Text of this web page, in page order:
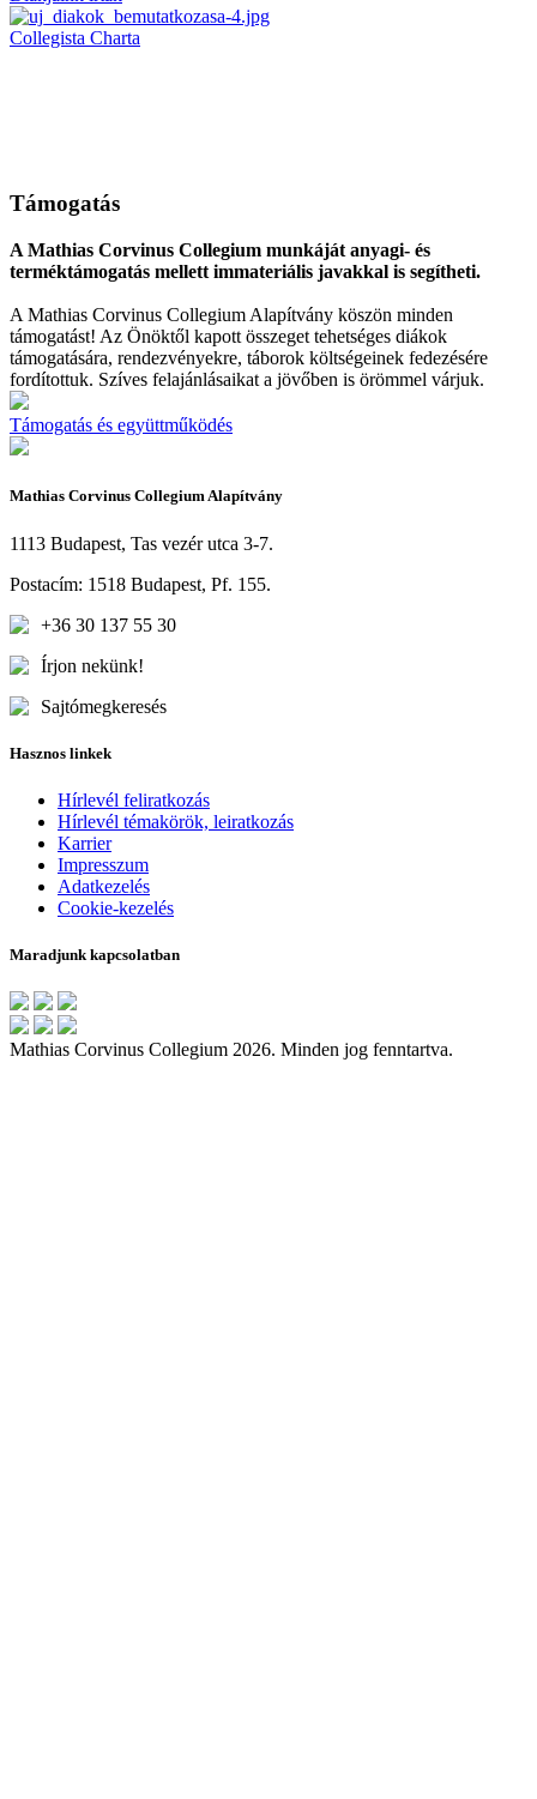
Collegista Charta
Támogatás
A Mathias Corvinus Collegium munkáját anyagi- és
terméktámogatás mellett immateriális javakkal is segítheti.
A Mathias Corvinus Collegium Alapítvány köszön minden
támogatást! Az Önöktől kapott összeget tehetséges diákok
támogatására, rendezvényekre, táborok költségeinek fedezésére
fordítottuk. Szíves felajánlásaikat a jövőben is örömmel várjuk.
Támogatás és együttműködés
Mathias Corvinus Collegium Alapítvány
1113 Budapest, Tas vezér utca 3-7.
Postacím: 1518 Budapest, Pf. 155.
+36 30 137 55 30
Írjon nekünk!
Sajtómegkeresés
Hasznos linkek
Hírlevél feliratkozás
Hírlevél témakörök, leiratkozás
Karrier
Impresszum
Adatkezelés
Cookie-kezelés
Maradjunk kapcsolatban
Mathias Corvinus Collegium 2026. Minden jog fenntartva.